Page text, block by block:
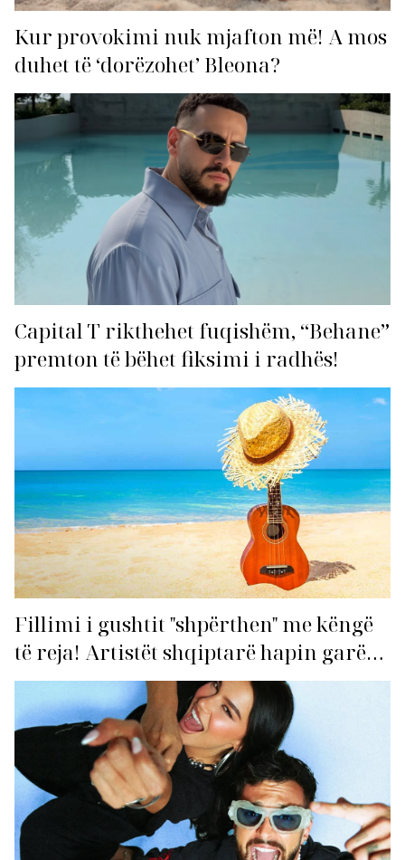
Kur provokimi nuk mjafton më! A mos
duhet të ‘dorëzohet’ Bleona?
Capital T rikthehet fuqishëm, “Behane”
premton të bëhet fiksimi i radhës!
Fillimi i gushtit "shpërthen" me këngë
të reja! Artistët shqiptarë hapin garën
për hitin e verës!